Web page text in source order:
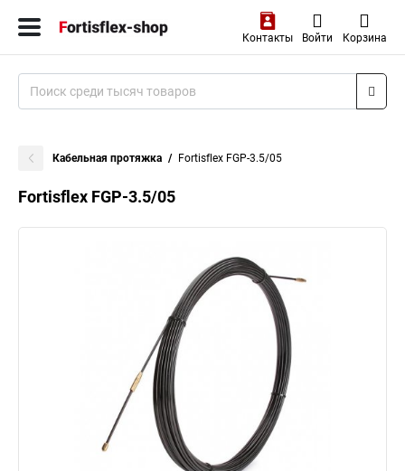
Контакты Войти Корзина
Кабельная протяжка Fortisflex FGP-3.5/05
Fortisflex FGP-3.5/05